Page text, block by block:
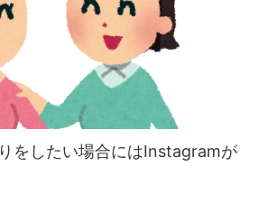
をしたい場合にはInstagramが